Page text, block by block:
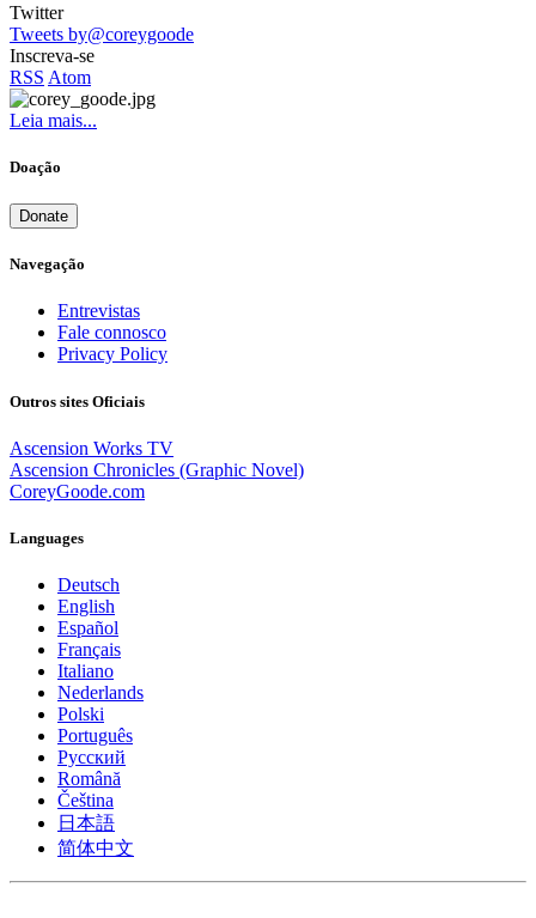
Twitter
Tweets by@coreygoode
Inscreva-se
RSS Atom
Leia mais...
Doação
Donate
Navegação
Entrevistas
Fale connosco
Privacy Policy
Outros sites Oficiais
Ascension Works TV
Ascension Chronicles (Graphic Novel)
CoreyGoode.com
Languages
Deutsch
English
Español
Français
Italiano
Nederlands
Polski
Português
Pусский
Română
Čeština
日本語
简体中文